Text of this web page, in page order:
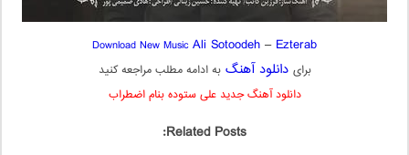
Download New MusicAli Sotoodeh – Ezterab
برای دانلود آهنگ به ادامه مطلب مراجعه کنید
دانلود آهنگ جدید علی ستوده بنام اضطراب
Related Posts: